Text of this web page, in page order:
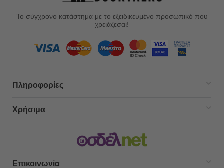
Το σύγχρονο κατάστημα με το εξειδικευμένο προσωπικό που
χρειάζεσαι!
Πληροφορίες
Χρήσιμα
Επικοινωνία